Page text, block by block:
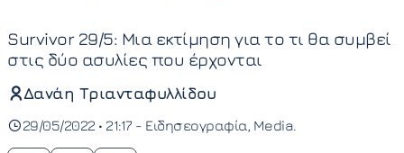
Survivor 29/5: Μια εκτίμηση για το τι θα συμβεί
στις δύο ασυλίες που έρχονται
Δανάη Τριανταφυλλίδου
29/05/2022 • 21:17 - Ειδησεογραφία Media